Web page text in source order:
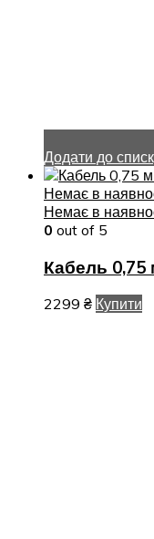
Додати до
Немає в
Немає в
0 out of 5
Кабель 0,75
2299 ₴ Купити